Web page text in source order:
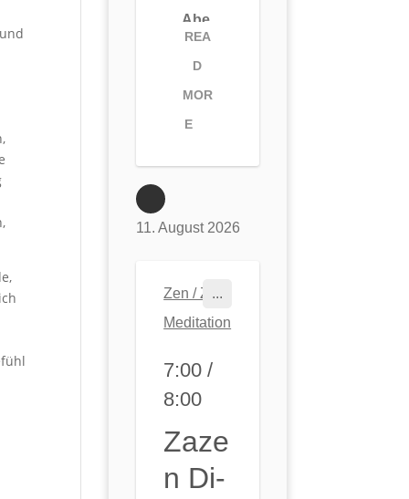
Abe
(Do
22)+
bis
21:3
ntag
REA
D
MOR
E
11. August 2026
...
Zen / Zen
Meditation
7:00 /
8:00
Zaze
N Di-